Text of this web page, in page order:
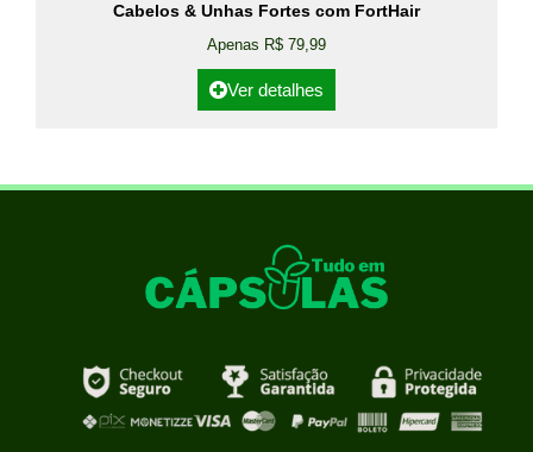
Cabelos & Unhas Fortes com FortHair
Apenas R$ 79,99
Ver detalhes